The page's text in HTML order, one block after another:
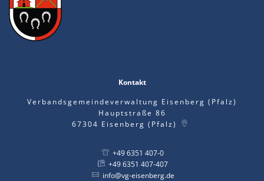
Kontakt
Verbandsgemeindeverwaltung Eisenberg (Pfalz)
Hauptstraße 86
67304 Eisenberg (Pfalz)
+49 6351 407-0
+49 6351 407-407
info@vg-eisenberg.de